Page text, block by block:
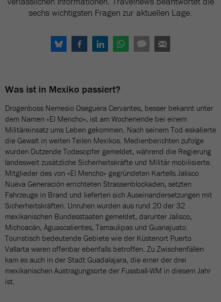
sechs wichtigsten Fragen zur aktuellen Lage.
Was ist in Mexiko passiert?
Drogenboss Nemesio Oseguera Cervantes, besser bekannt unter
dem Namen «El Mencho», ist am Wochenende bei einem
Militäreinsatz ums Leben gekommen. Nach seinem Tod eskalierte
die Gewalt in weiten Teilen Mexikos. Medienberichten zufolge
wurden Dutzende Todesopfer gemeldet, während die Regierung
landesweit zusätzliche Sicherheitskräfte und Militär mobilisierte.
Mitglieder des von «El Mencho» gegründeten Kartells Jalisco
Nueva Generación errichteten Strassenblockaden, setzten
Fahrzeuge in Brand und lieferten sich Auseinandersetzungen mit
Sicherheitskräften. Unruhen wurden aus rund 20 der 32
mexikanischen Bundesstaaten gemeldet, darunter Jalisco,
Michoacán, Aguascalientes, Tamaulipas und Guanajuato.
Touristisch bedeutende Gebiete wie der Küstenort Puerto
Vallarta waren offenbar ebenfalls betroffen. Zu Zwischenfällen
kam es auch in der Stadt Guadalajara, die einer der drei
mexikanischen Austragungsorte der Fussball-WM in diesem Jahr
ist.